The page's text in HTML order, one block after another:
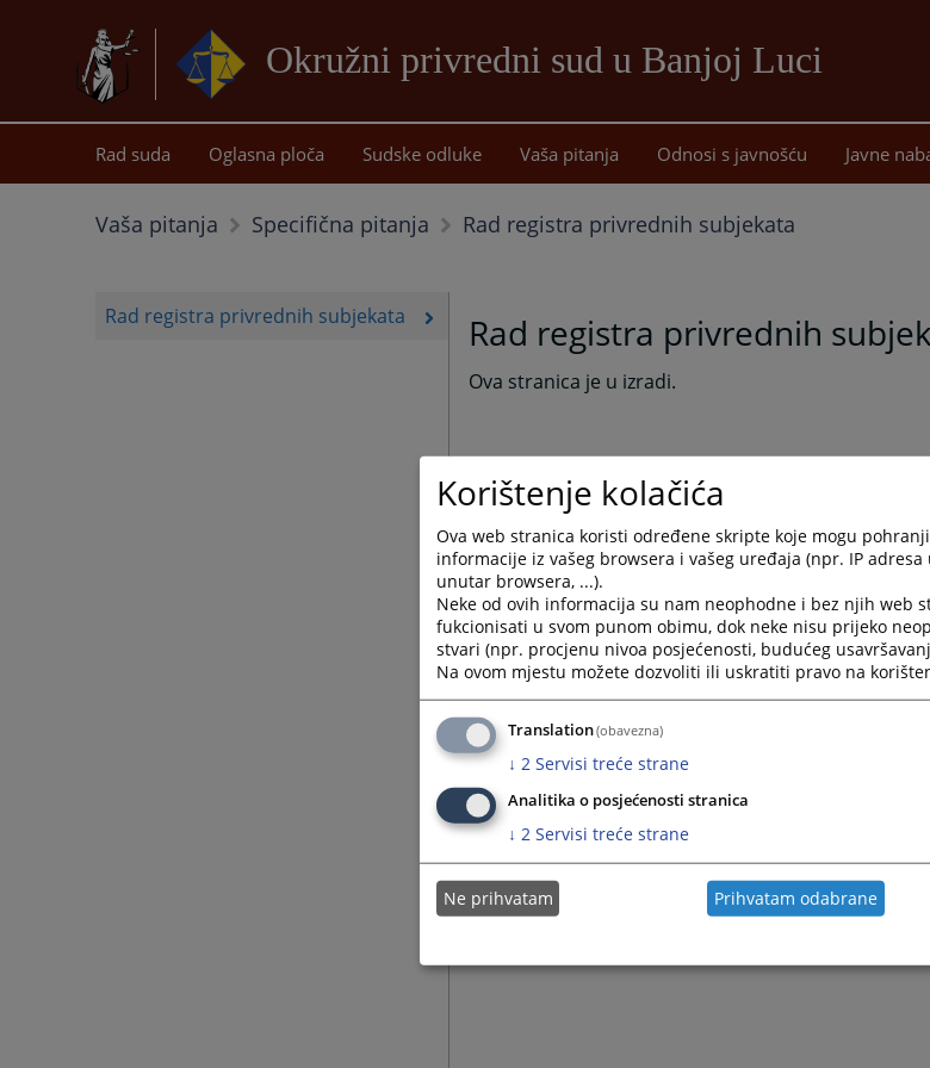
Okružni privredni sud u Banjoj Luci
sadržaj
Rad suda Oglasna ploča Sudske odluke Vaša pitanja Odnosi s javnošću Javne
Vaša pitanja Specifična pitanja Rad registra privrednih subjekata
Rad registra privrednih subjekata Rad registra privrednih
Ova stranica je u izradi.
Korištenje kolačića
Ova web stranica koristi određene skripte koje mogu
informacije iz vašeg browsera i vašeg uređaja (npr. IP
unutar browsera, ...).
Neke od ovih informacija su nam neophodne i bez njih web
fukcionisati u svom punom obimu, dok neke nisu prijeko
stvari (npr. procjenu nivoa posjećenosti, budućeg
Na ovom mjestu možete dozvoliti ili uskratiti pravo na
Translation(obavezna)
↓ 2 Servisi treće strane
Analitika o posjećenosti stranica
↓ 2 Servisi treće strane
Ne prihvatam Prihvatam odabrane